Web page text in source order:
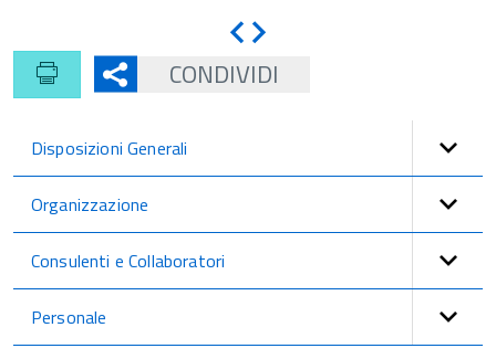
Indietro
CONDIVIDI
Disposizioni Generali
Organizzazione
Consulenti e Collaboratori
Personale